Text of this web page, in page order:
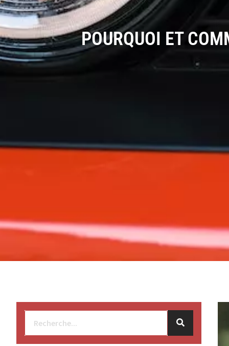
POURQUOI ET